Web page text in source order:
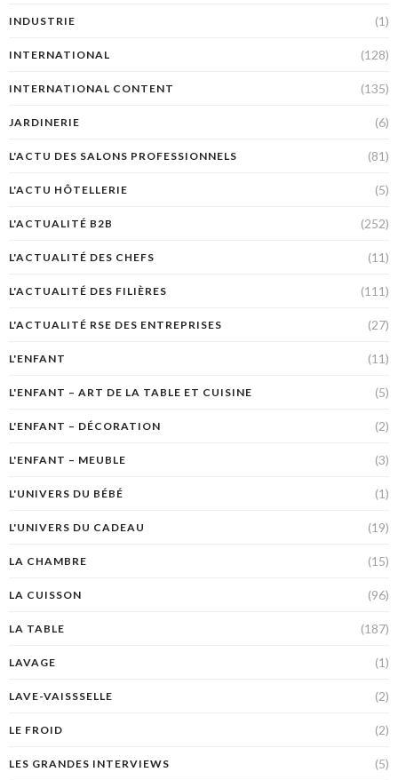
INDUSTRIE (1)
INTERNATIONAL (128)
INTERNATIONAL CONTENT (135)
JARDINERIE (6)
L'ACTU DES SALONS PROFESSIONNELS (81)
L'ACTU HÔTELLERIE (5)
L'ACTUALITÉ B2B (252)
L'ACTUALITÉ DES CHEFS (11)
L'ACTUALITÉ DES FILIÈRES (111)
L'ACTUALITÉ RSE DES ENTREPRISES (27)
L'ENFANT (11)
L'ENFANT – ART DE LA TABLE ET CUISINE (5)
L'ENFANT – DÉCORATION (2)
L'ENFANT – MEUBLE (3)
L'UNIVERS DU BÉBÉ (1)
L'UNIVERS DU CADEAU (19)
LA CHAMBRE (15)
LA CUISSON (96)
LA TABLE (187)
LAVAGE (1)
LAVE-VAISSSELLE (2)
LE FROID (2)
LES GRANDES INTERVIEWS (5)